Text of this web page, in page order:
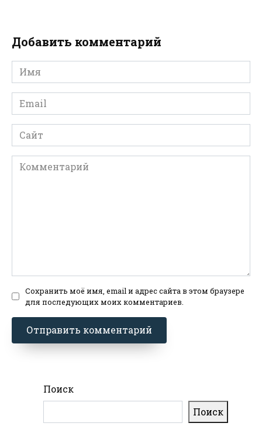
Добавить комментарий
Имя
*
Email
*
Сайт
Комментарий
Сохранить моё имя, email и адрес сайта в этом браузере
для последующих моих комментариев.
Поиск
Поиск